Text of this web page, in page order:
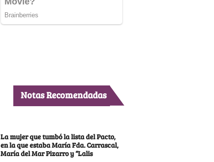
Notas Recomendadas
La mujer que tumbó la lista del Pacto,
en la que estaba María Fda. Carrascal,
María del Mar Pizarro y “Lalis